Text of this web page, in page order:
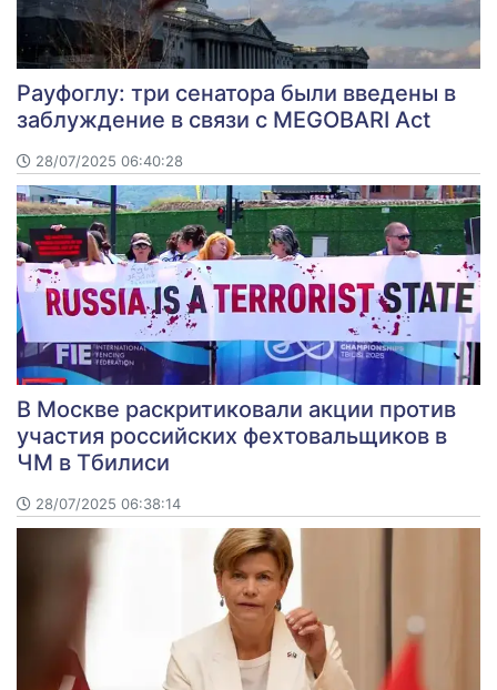
Рауфоглу: три сенатора были введены в
заблуждение в связи с MEGOBARI Act
28/07/2025 06:40:28
В Москве раскритиковали акции против
участия российских фехтовальщиков в
ЧМ в Тбилиси
28/07/2025 06:38:14